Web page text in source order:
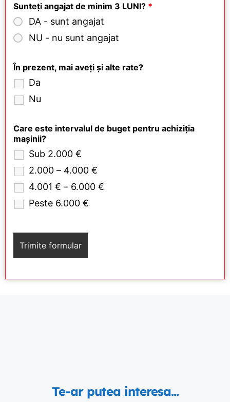
Sunteți angajat de minim 3 LUNI? *
DA - sunt angajat
NU - nu sunt angajat
În prezent, mai aveți și alte rate?
Da
Nu
Care este intervalul de buget pentru achiziția
mașinii?
Sub 2.000 €
2.000 – 4.000 €
4.001 € – 6.000 €
Peste 6.000 €
Te-ar putea interesa...